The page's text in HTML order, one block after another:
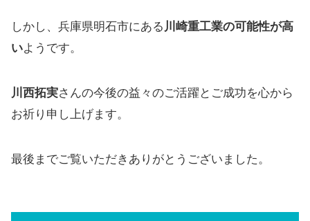
しかし、兵庫県明石市にある 川崎重工業の可能性が高
いようです。
川西拓実さんの今後の益々のご活躍とご成功を心から
お祈り申し上げます。
最後までご覧いただきありがとうございました。